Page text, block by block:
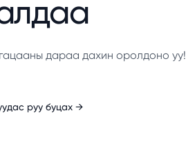
дараа дахин оролдоно уу!
руу буцах →